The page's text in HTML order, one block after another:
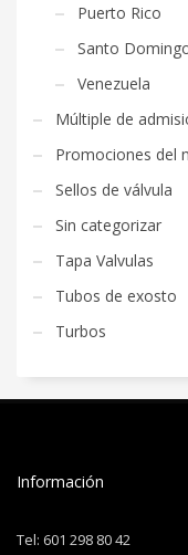
Puerto Rico
Santo
Venezuela
Múltiple de
Promociones del
Sellos de válvula
Sin categorizar
Tapa Valvulas
Tubos de exosto
Turbos
Información
Tel: 601 298 80 42